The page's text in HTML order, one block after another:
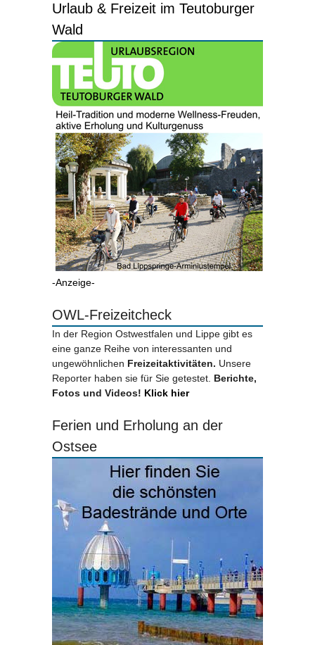
Urlaub & Freizeit im Teutoburger
Wald
-Anzeige-
OWL-Freizeitcheck
In der Region Ostwestfalen und Lippe gibt es
eine ganze Reihe von interessanten und
ungewöhnlichen Freizeitaktivitäten. Unsere
Reporter haben sie für Sie getestet. Berichte,
Fotos und Videos! Klick hier
Ferien und Erholung an der
Ostsee